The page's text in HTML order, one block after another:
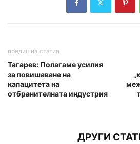
предишна статия
Тагарев: Полагаме усилия
за повишаване на
капацитета на
отбранителната индустрия
ДРУГИ